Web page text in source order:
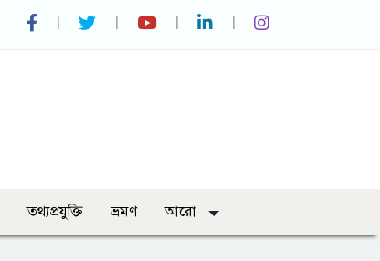
তথ্যপ্রযুক্তি ভ্রমণ আরো